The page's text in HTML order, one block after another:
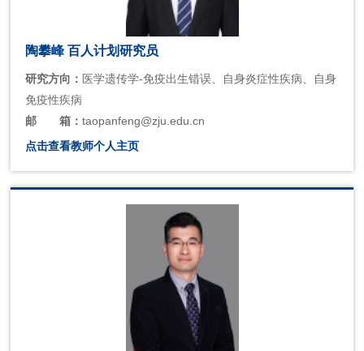
陶攀峰 百人计划研究员
研究方向： 医学遗传学-免疫出生错误、自身炎症性疾病、自身
免疫性疾病
邮
箱：taopanfeng@zju.edu.cn
点击查看教师个人主页